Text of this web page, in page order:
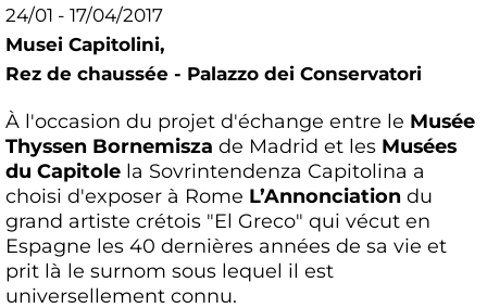
24/01 - 17/04/2017
Musei Capitolini,
Rez de chaussée - Palazzo dei Conservatori
À l'occasion du projet d'échange entre le Musée
Thyssen Bornemisza de Madrid et les Musées
du Capitole la Sovrintendenza Capitolina a
choisi d'exposer à Rome L’Annonciation du
grand artiste crétois "El Greco" qui vécut en
Espagne les 40 dernières années de sa vie et
prit là le surnom sous lequel il est
universellement connu.